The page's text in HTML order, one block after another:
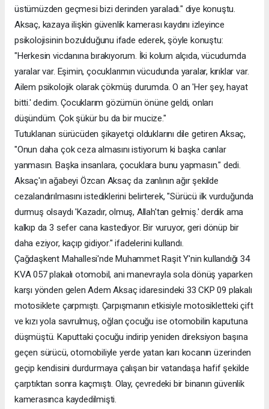
üstümüzden geçmesi bizi derinden yaraladı." diye konuştu.
Aksaç, kazaya ilişkin güvenlik kamerası kaydını izleyince
psikolojisinin bozulduğunu ifade ederek, şöyle konuştu:
"Herkesin vicdanına bırakıyorum. İki kolum alçıda, vücudumda
yaralar var. Eşimin, çocuklarımın vücudunda yaralar, kırıklar var.
Ailem psikolojik olarak çökmüş durumda. O an 'Her şey, hayat
bitti.' dedim. Çocuklarım gözümün önüne geldi, onları
düşündüm. Çok şükür bu da bir mucize."
Tutuklanan sürücüden şikayetçi olduklarını dile getiren Aksaç,
"Onun daha çok ceza almasını istiyorum ki başka canlar
yanmasın. Başka insanlara, çocuklara bunu yapmasın." dedi.
Aksaç'ın ağabeyi Özcan Aksaç da zanlının ağır şekilde
cezalandırılmasını istediklerini belirterek, "Sürücü ilk vurduğunda
durmuş olsaydı 'Kazadır, olmuş, Allah'tan gelmiş.' derdik ama
kalkıp da 3 sefer cana kastediyor. Bir vuruyor, geri dönüp bir
daha eziyor, kaçıp gidiyor." ifadelerini kullandı.
Çağdaşkent Mahallesi'nde Muhammet Raşit Y'nin kullandığı 34
KVA 057 plakalı otomobil, ani manevrayla sola dönüş yaparken
karşı yönden gelen Adem Aksaç idaresindeki 33 CKP 09 plakalı
motosiklete çarpmıştı. Çarpışmanın etkisiyle motosikletteki çift
ve kızı yola savrulmuş, oğlan çocuğu ise otomobilin kaputuna
düşmüştü. Kaputtaki çocuğu indirip yeniden direksiyon başına
geçen sürücü, otomobiliyle yerde yatan karı kocanın üzerinden
geçip kendisini durdurmaya çalışan bir vatandaşa hafif şekilde
çarptıktan sonra kaçmıştı. Olay, çevredeki bir binanın güvenlik
kamerasınca kaydedilmişti.